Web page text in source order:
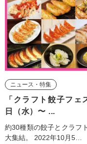
ニュース・特集
「クラフト餃子フ
日（水）〜 ...
約30種類の餃子とクラフ
大集結。 2022年10月5…